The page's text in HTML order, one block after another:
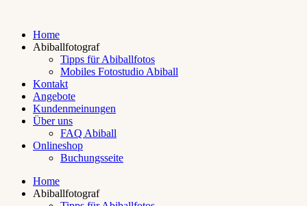
Home
Abiballfotograf
Tipps für Abiballfotos
Mobiles Fotostudio Abiball
Kontakt
Angebote
Kundenmeinungen
Über uns
FAQ Abiball
Onlineshop
Buchungsseite
Home
Abiballfotograf